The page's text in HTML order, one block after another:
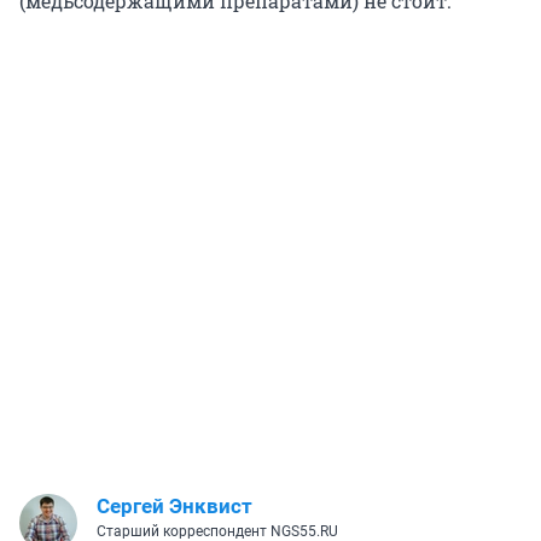
Сергей Энквист
Старший корреспондент NGS55.RU